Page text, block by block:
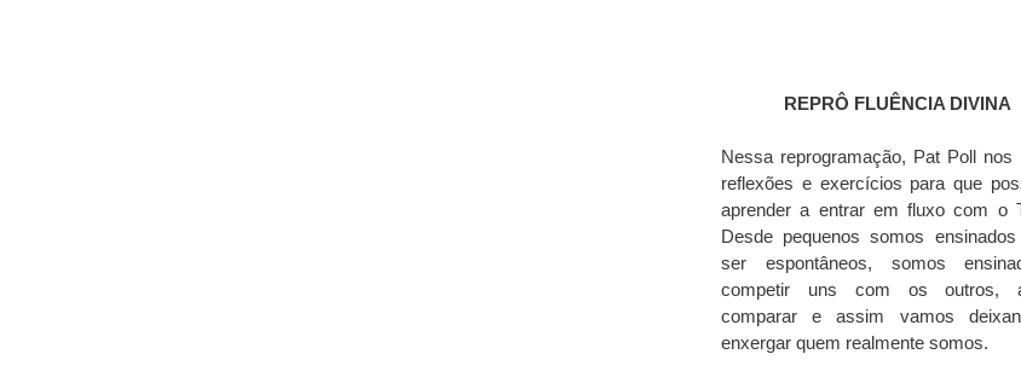
REPRÔ FLUÊNCIA DIVINA
Nessa reprogramação, Pat Poll nos
reflexões e exercícios para que
aprender a entrar em fluxo com o
Desde pequenos somos
ser espontâneos, somos
competir uns com os outros,
comparar e assim vamos
enxergar quem realmente somos.